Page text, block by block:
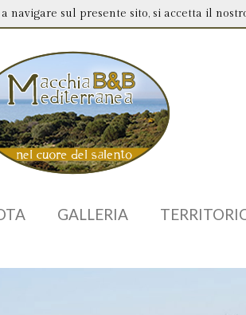
GALLERIA
sul presente sito, si accetta il